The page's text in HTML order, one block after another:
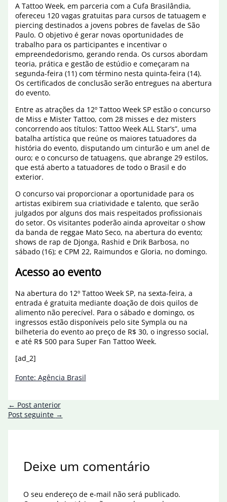
A Tattoo Week, em parceria com a Cufa Brasilândia,
ofereceu 120 vagas gratuitas para cursos de tatuagem e
piercing destinados a jovens pobres de favelas de São
Paulo. O objetivo é gerar novas oportunidades de
trabalho para os participantes e incentivar o
empreendedorismo, gerando renda. Os cursos abordam
teoria, prática e gestão de estúdio e começaram na
segunda-feira (11) com término nesta quinta-feira (14).
Os certificados de conclusão serão entregues na abertura
do evento.
Entre as atrações da 12º Tattoo Week SP estão o concurso
de Miss e Mister Tattoo, com 28 misses e dez misters
concorrendo aos títulos: Tattoo Week ALL Star’s”, uma
batalha artística que reúne os maiores tatuadores da
história do evento, disputando um cinturão e um anel de
ouro; e o concurso de tatuagens, que abrange 29 estilos,
que está aberto a tatuadores de todo o Brasil e do
exterior.
O concurso vai proporcionar a oportunidade para os
artistas exibirem sua criatividade e talento, que serão
julgados por alguns dos mais respeitados profissionais
do setor. Os visitantes poderão ainda aproveitar o show
da banda de reggae Mato Seco, na abertura do evento;
shows de rap de Djonga, Rashid e Drik Barbosa, no
sábado (16); e CPM 22, Raimundos e Gloria, no domingo.
Acesso ao evento
Na abertura do 12º Tattoo Week SP, na sexta-feira, a
entrada é gratuita mediante doação de dois quilos de
alimento não perecível. Para o sábado e domingo, os
ingressos estão disponíveis pelo site Sympla ou na
bilheteria do evento ao preço de R$ 30, o ingresso social,
e até R$ 500 para Super Fan Tattoo Week.
[ad_2]
Fonte: Agência Brasil
← Post anterior
Post seguinte →
Deixe um comentário
O seu endereço de e-mail não será publicado.